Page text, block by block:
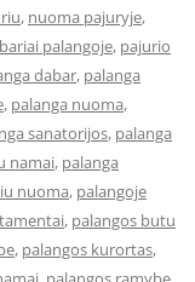
, nuoma pajuryje,
palangoje, pajurio
dabar, palanga
, palanga nuoma,
sanatorijos, palanga
namai, palanga
nuoma, palangoje
, palangos butu
, palangos kurortas,